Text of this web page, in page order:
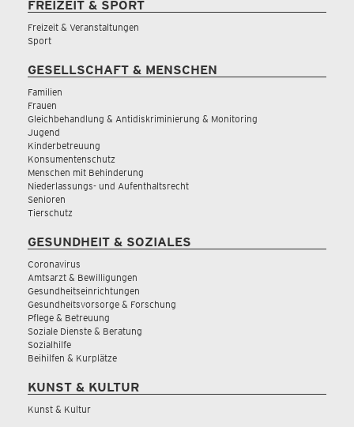
FREIZEIT & SPORT
Freizeit & Veranstaltungen
Sport
GESELLSCHAFT & MENSCHEN
Familien
Frauen
Gleichbehandlung & Antidiskriminierung & Monitoring
Jugend
Kinderbetreuung
Konsumentenschutz
Menschen mit Behinderung
Niederlassungs- und Aufenthaltsrecht
Senioren
Tierschutz
GESUNDHEIT & SOZIALES
Coronavirus
Amtsarzt & Bewilligungen
Gesundheitseinrichtungen
Gesundheitsvorsorge & Forschung
Pflege & Betreuung
Soziale Dienste & Beratung
Sozialhilfe
Beihilfen & Kurplätze
KUNST & KULTUR
Kunst & Kultur